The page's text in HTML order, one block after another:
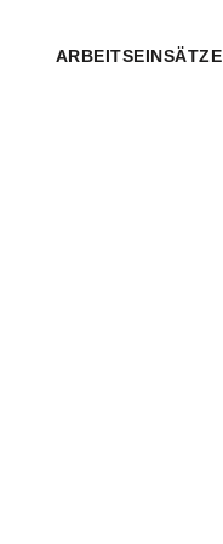
ARBEITSEINSÄTZE